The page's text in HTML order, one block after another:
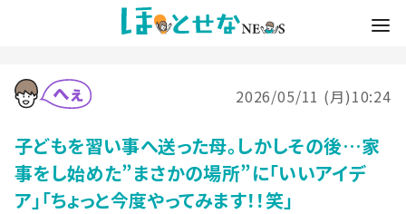
2026/05/11 (月)10:24
子どもを習い事へ送った母。しかしその後…家
事をし始めた”まさかの場所”に「いいアイデ
ア」「ちょっと今度やってみます！！笑」